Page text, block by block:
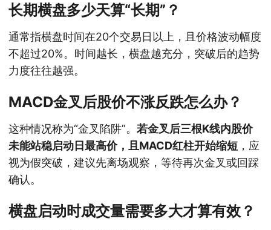
长期横盘多少天算“长期”？
通常指横盘时间在20个交易日以上，且价格波动幅度
不超过20%。时间越长，横盘越充分，突破后的趋势
力度往往越强。
MACD金叉后股价不涨反跌怎么办？
这种情况称为“金叉陷阱”。 若金叉后三根K线内股价
未能站稳启动日最高价，且MACD红柱开始缩短 ，应
视为假突破，建议先离场观察，等待再次金叉或回踩
确认。
横盘启动时成交量需要多大才算有效？